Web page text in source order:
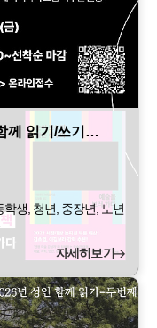
면 함께 읽기/쓰기…
생, 청년, 중장년, 노년
자세히보기